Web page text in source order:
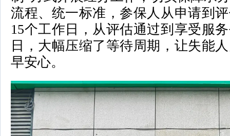
流程、统一标准，参保人从申请到
15个工作日，从评估通过到享受服
日，大幅压缩了等待周期，让失能
早安心。